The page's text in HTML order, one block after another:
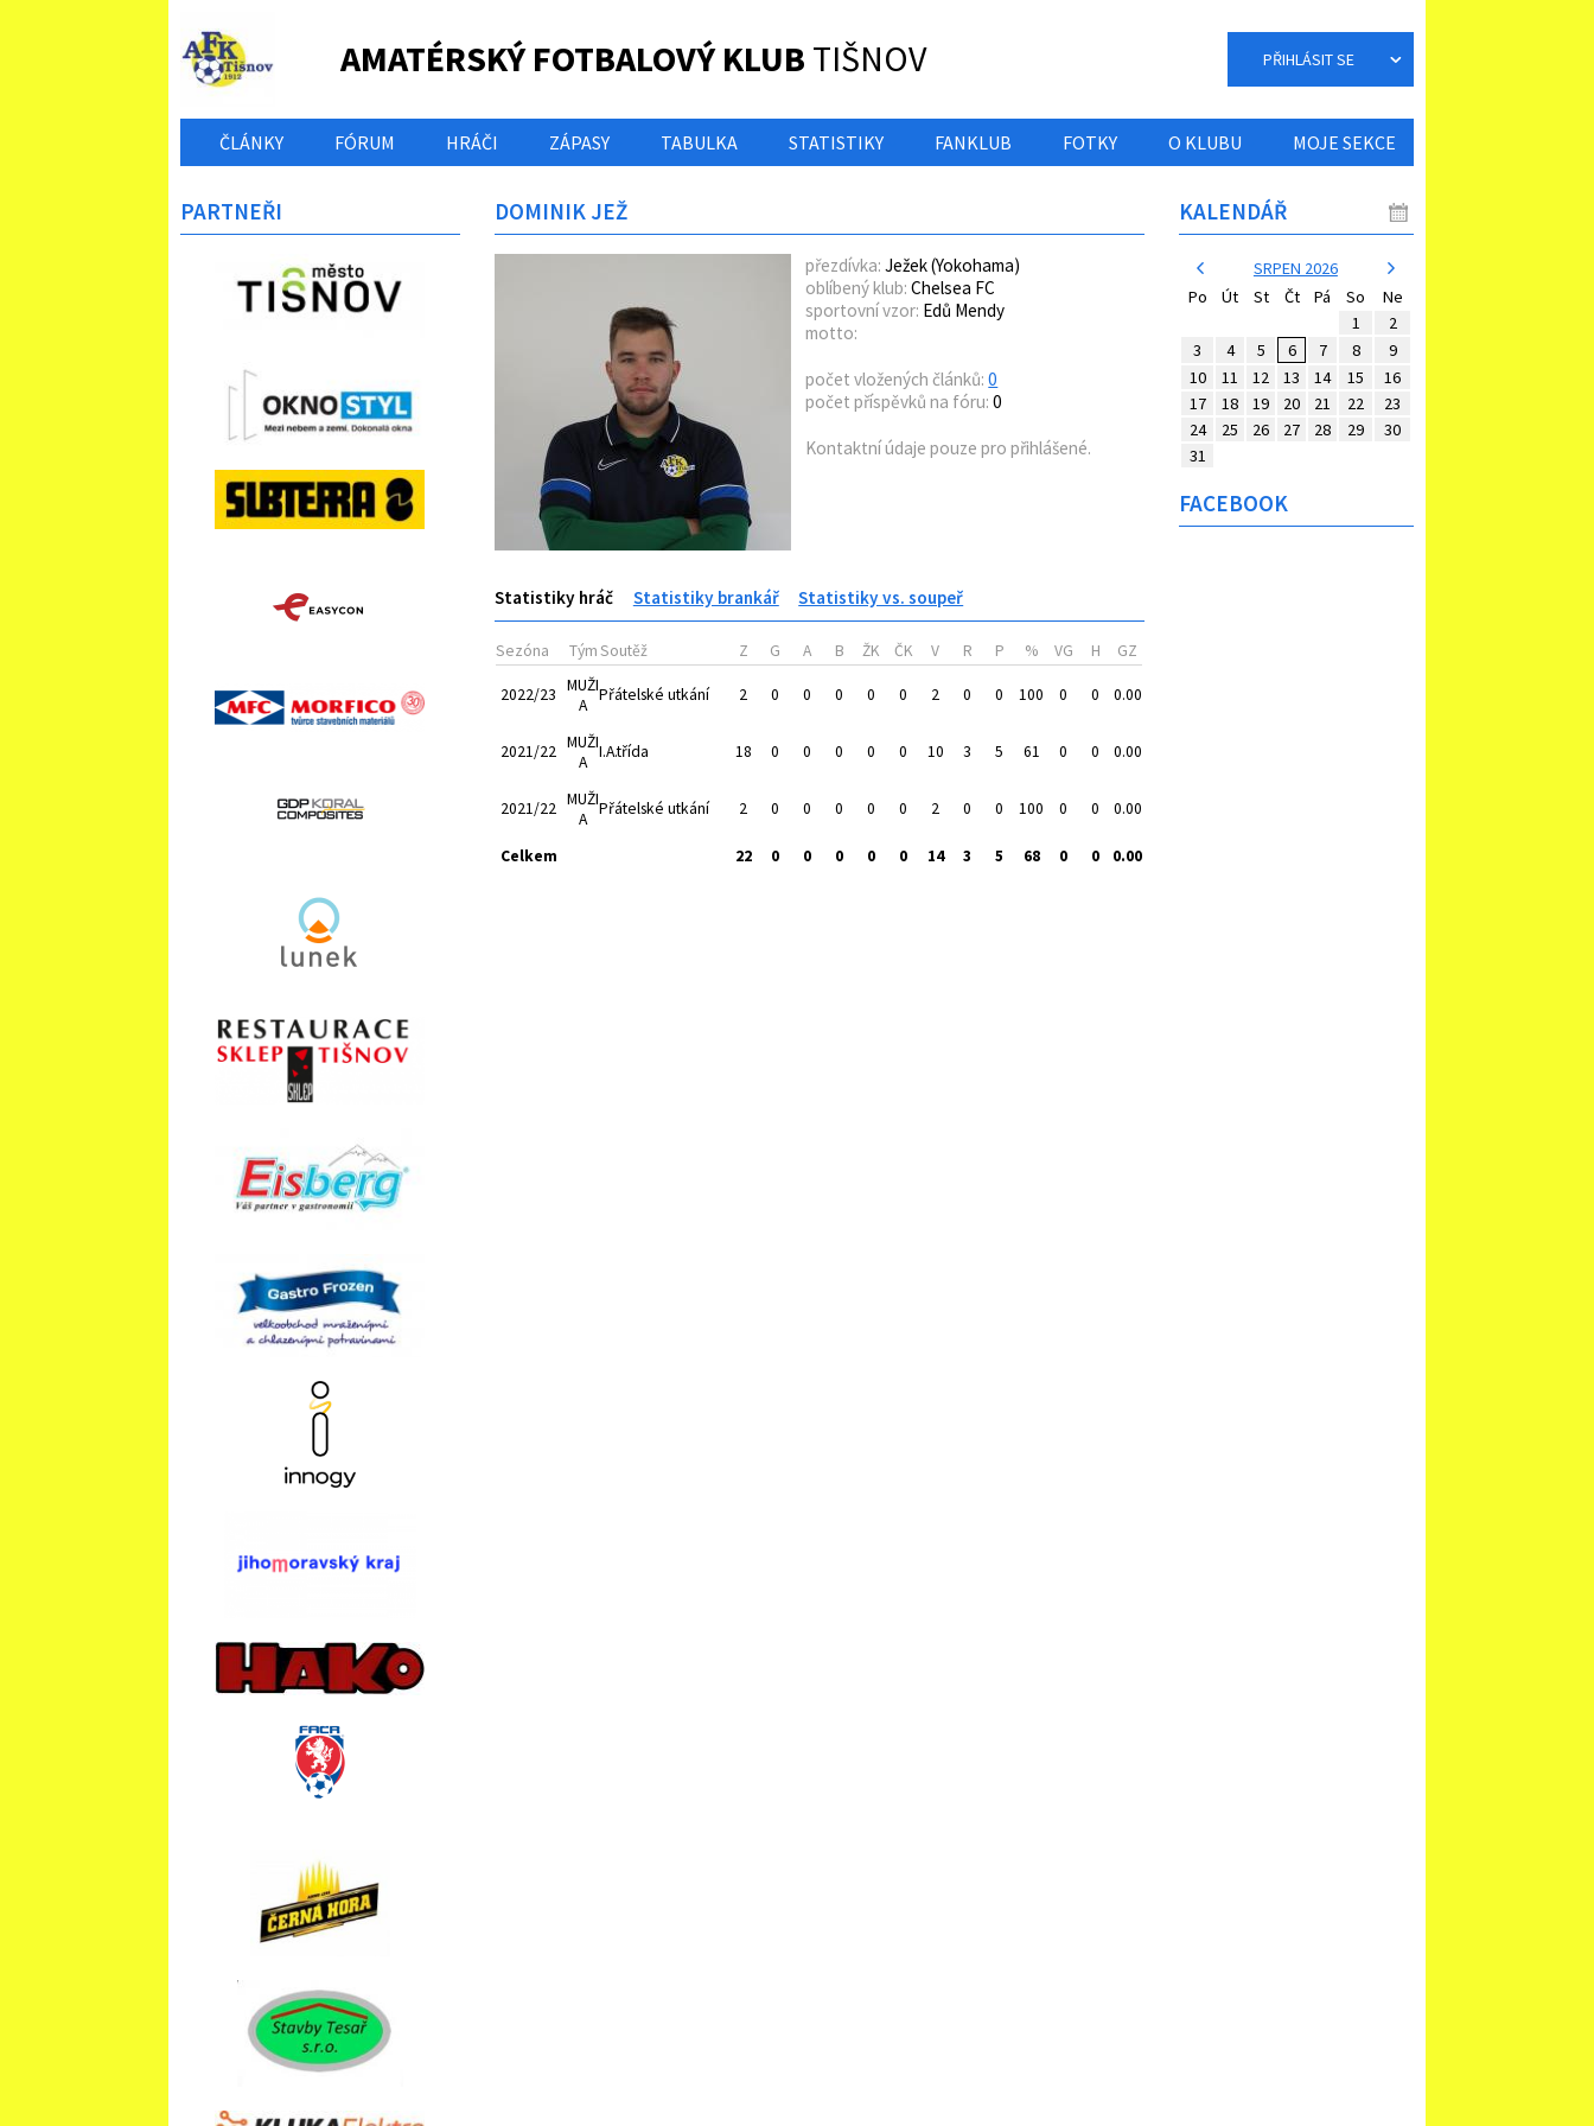
AMATÉRSKÝ FOTBALOVÝ KLUB TIŠNOV PŘIHLÁSIT SE
ČLÁNKY FÓRUM HRÁČI ZÁPASY TABULKA STATISTIKY FANKLUB FOTKY O KLUBU MOJE SEKCE
DOMINIK JEŽ
přezdívka: Ježek (Yokohama)
oblíbený klub: Chelsea FC
sportovní vzor: Edů Mendy
motto:
počet vložených článků: 0
počet příspěvků na fóru: 0
Kontaktní údaje pouze pro přihlášené.
Statistiky hráč Statistiky brankář Statistiky vs. soupeř
Sezóna TýmSoutěž Z G A B ŽK ČK V R P % VG H GZ
2022/23
MUŽI
A
Přátelské utkání 2 0 0 0 0 0 2 0 0 100 0 0 0.00
2021/22 MUŽI
A
I.A.třída 18 0 0 0 0 0 10 3 5 61 0 0 0.00
2021/22 MUŽI
A
Přátelské utkání 2 0 0 0 0 0 2 0 0 100 0 0 0.00
Celkem 22 0 0 0 0 0 14 3 5 68 0 0 0.00
PARTNEŘI KALENDÁŘ
SRPEN 2026
Po
Út St Čt Pá So
Ne
1
2
3
4 5 6 7 8
9
10
11 12 13 14 15
16
17
18 19 20 21 22
23
24
25 26 27 28 29
30
31
FACEBOOK